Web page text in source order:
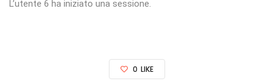
L’utente 6 ha iniziato una sessione.
0 LIKE